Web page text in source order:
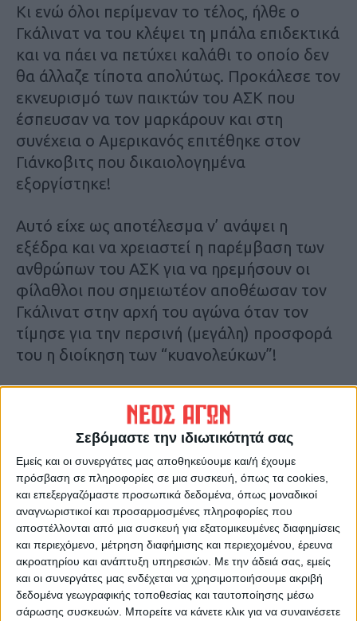
Σεβόμαστε την ιδιωτικότητά σας
Εμείς και οι συνεργάτες μας αποθηκεύουμε και/ή έχουμε
πρόσβαση σε πληροφορίες σε μια συσκευή, όπως τα cookies,
και επεξεργαζόμαστε προσωπικά δεδομένα, όπως μοναδικοί
αναγνωριστικοί και προσαρμοσμένες πληροφορίες που
αποστέλλονται από μια συσκευή για εξατομικευμένες διαφημίσεις
και περιεχόμενο, μέτρηση διαφήμισης και περιεχομένου, έρευνα
ακροατηρίου και ανάπτυξη υπηρεσιών. Με την άδειά σας, εμείς
και οι συνεργάτες μας ενδέχεται να χρησιμοποιήσουμε ακριβή
δεδομένα γεωγραφικής τοποθεσίας και ταυτοποίησης μέσω
σάρωσης συσκευών. Μπορείτε να κάνετε κλικ για να συναινέσετε
Κι ενώ όλοι περίμεναν το τέλος, ήλθε ο
Γκάλινατ να του κλέψει τη μπάλα επιδεκτικά
και να πάει να πετύχει καλάθι το οποίο δεν
θα άλλαζε τίποτα απολύτως. Προκάλεσε τον
εκνευρισμό των παικτών του ΑΣΚ που
έσπευσαν να τον μαρκάρουν και στη
συνέχεια ο Αμερικανός επιτέθηκε στον
Γιάνκοβιτς που δικαιολογημένα
εξοργίστηκε!
Αυτό είχε ως αποτέλεσμα ν’ ανάψει η
εξέδρα και να χρειαστεί η παρέμβαση των
ανθρώπων του ΑΣΚ για να ηρεμήσουν οι
φίλαθλοι που σημειωτέον αποθέωσαν τον
Γκάλινατ στην αρχή του αγώνα όταν τον
τίμησε για την περσινή (μεγάλη) προσφορά
του η διοίκηση των “κυανολεύκων”!
ίδια του την εικόνα χωρίς κανέναν
απολύτως λόγο.
Επιεικώς απαράδεκτος…
Θ.Κ.
Δείτε το χαρακτηριστικό στιγμιότυπο από
τη μετάδοση της ΕΡΤ και βγάλτε τα
συμπεράσματά σας…